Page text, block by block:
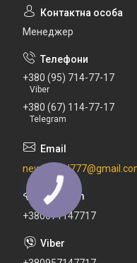
Менеджер
+380 (95) 714-77-17
Viber
+380 (67) 114-77-17
Telegram
+380671147717